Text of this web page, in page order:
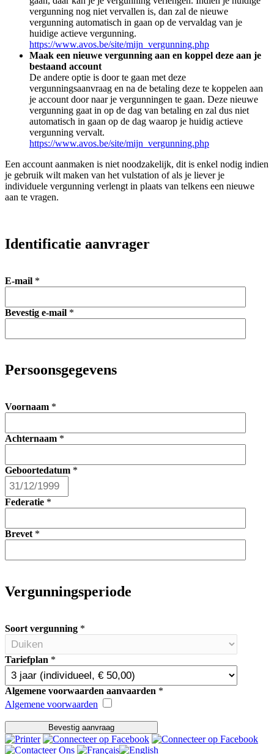
vergunning nog niet vervallen is, dan zal de nieuwe
vergunning automatisch in gaan op de vervaldag van je
huidige actieve vergunning.
https://www.avos.be/site/mijn_vergunning.php
Maak een nieuwe vergunning aan en koppel deze aan je
bestaand account
De andere optie is door te gaan met deze
vergunningsaanvraag en na de betaling deze te koppelen aan
je account door naar je vergunningen te gaan. Deze nieuwe
vergunning gaat in op de dag van betaling en zal dus niet
automatisch in gaan op de dag waarop je huidig actieve
vergunning vervalt.
https://www.avos.be/site/mijn_vergunning.php
Een account aanmaken is niet noodzakelijk, dit is enkel nodig indien
je gebruik wilt maken van het vulstation of als je liever je
individuele vergunning verlengt in plaats van telkens een nieuwe
aan te vragen.
Identificatie aanvrager
E-mail *
Bevestig e-mail *
Persoonsgegevens
Voornaam *
Achternaam *
Geboortedatum *
Federatie *
Brevet *
Vergunningsperiode
Soort vergunning *
Tariefplan *
Algemene voorwaarden aanvaarden *
Algemene voorwaarden